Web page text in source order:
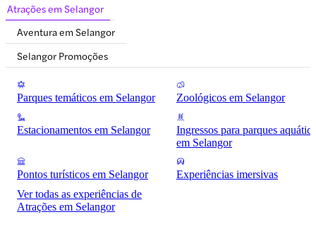
Atrações em Selangor
Aventura em Selangor
Selangor Promoções
Parques temáticos em Selangor Zoológicos em Selangor
Estacionamentos em Selangor
Ingressos para parques
em Selangor
Pontos turísticos em Selangor
Experiências imersivas
Ver todas as experiências de
Atrações em Selangor